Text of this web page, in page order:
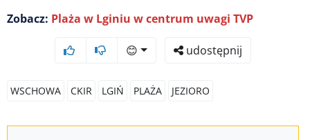
Zobacz: Plaża w Lginiu w centrum uwagi TVP
😊 udostępnij
WSCHOWA CKIR LGIŃ PLAŻA JEZIORO